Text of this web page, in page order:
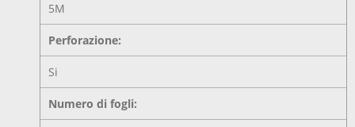
5M
Perforazione:
Si
Numero di fogli: